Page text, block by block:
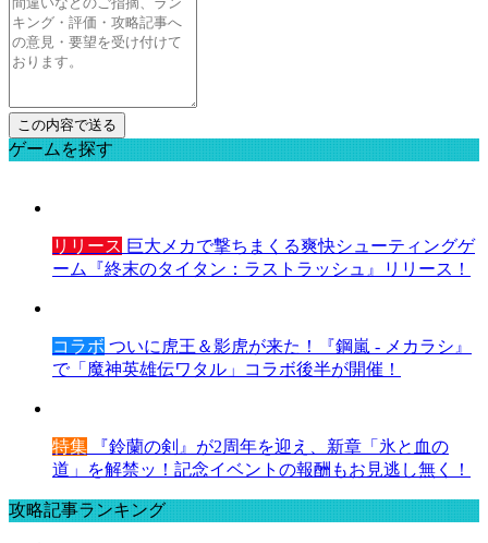
ゲームを探す
リリース 巨大メカで撃ちまくる爽快シューティングゲ
ーム『終末のタイタン：ラストラッシュ』リリース！
コラボ ついに虎王＆影虎が来た！『鋼嵐 - メカラシ』
で「魔神英雄伝ワタル」コラボ後半が開催！
特集 『鈴蘭の剣』が2周年を迎え、新章「氷と血の
道」を解禁ッ！記念イベントの報酬もお見逃し無く！
攻略記事ランキング